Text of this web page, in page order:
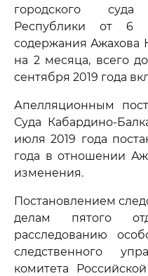
городского суда
Республики от 6
содержания Ажахова
на 2 месяца, всего
сентября 2019 года
Апелляционным
Суда Кабардино-
июля 2019 года
года в отношении
изменения.
Постановлением
делам пятого
расследованию
следственного
комитета